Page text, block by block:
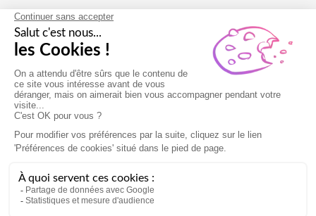
Alle Funbooker-beoordelingen
Particulieren, bedrijven, professionals
Onze klantenservice is geopend van maandag tot vrijdag van
9.00 tot 18.00 uur
Contact opnemen